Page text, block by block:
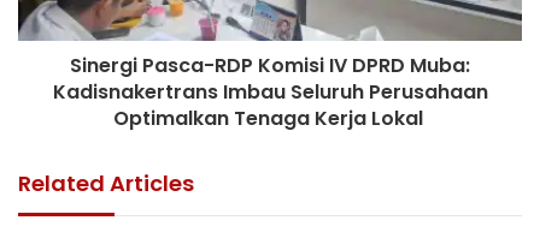
Sinergi Pasca-RDP Komisi IV DPRD Muba:
Kadisnakertrans Imbau Seluruh Perusahaan
Optimalkan Tenaga Kerja Lokal
Related Articles